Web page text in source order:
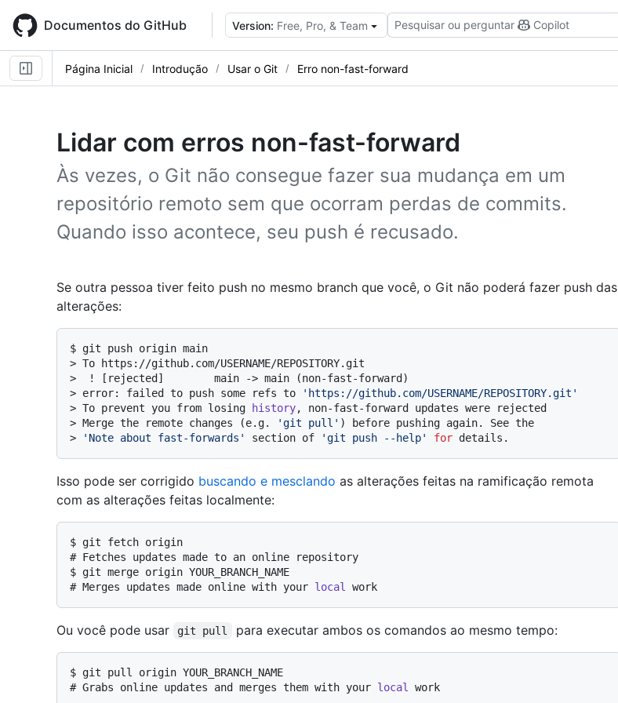
main
content
Documentos do GitHub Version: Free, Pro, & Team Pesquisar ou perguntar Copilot
Página Inicial Introdução Usar o Git Erro non-fast-forward
Lidar com erros non-fast-forward
Às vezes, o Git não consegue fazer sua mudança em um
repositório remoto sem que ocorram perdas de commits.
Quando isso acontece, seu push é recusado.
Se outra pessoa tiver feito push no mesmo branch que você, o Git não poderá fazer push das
alterações:
$ git push origin main
> To https://github.com/USERNAME/REPOSITORY.git
>
! [rejected]        main -> main (non-fast-forward)
> error: failed to push some refs to
'https://github.com/USERNAME/REPOSITORY.git'
> To prevent you from losing history, non-fast-forward updates were rejected
> Merge the remote changes (e.g. 'git pull' ) before pushing again. See the
>
'Note about fast-forwards' section of 'git push --help' for details.
Isso pode ser corrigido buscando e mesclando as alterações feitas na ramificação remota
com as alterações feitas localmente:
$ git fetch origin
# Fetches updates made to an online repository
$ git merge origin YOUR_BRANCH_NAME
# Merges updates made online with your local work
Ou você pode usar git pull para executar ambos os comandos ao mesmo tempo:
$ git pull origin YOUR_BRANCH_NAME
# Grabs online updates and merges them with your local work